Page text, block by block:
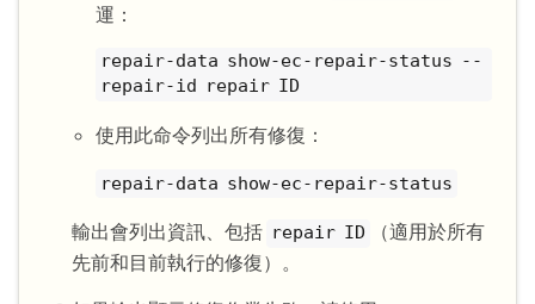
運：
repair-data show-ec-repair-status --
repair-id repair ID
使用此命令列出所有修復：
repair-data show-ec-repair-status
輸出會列出資訊、包括 repair ID
（適用於所有
先前和目前執行的修復）。